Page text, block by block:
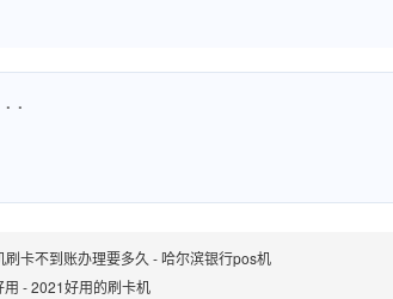
刷卡不到账办理要多久 - 哈尔滨银行pos机
用 - 2021好用的刷卡机